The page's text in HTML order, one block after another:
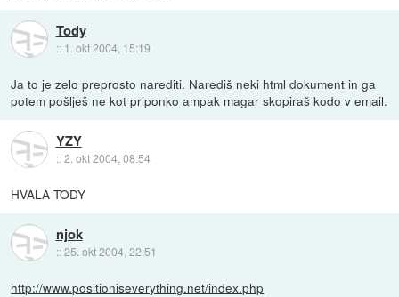
Tody
:: 1. okt 2004, 15:19
Ja to je zelo preprosto narediti. Narediš neki html dokument in ga
potem pošlješ ne kot priponko ampak magar skopiraš kodo v email.
YZY
::2. okt 2004, 08:54
HVALA TODY
njok
::25. okt 2004, 22:51
http://www.positioniseverything.net/index.php